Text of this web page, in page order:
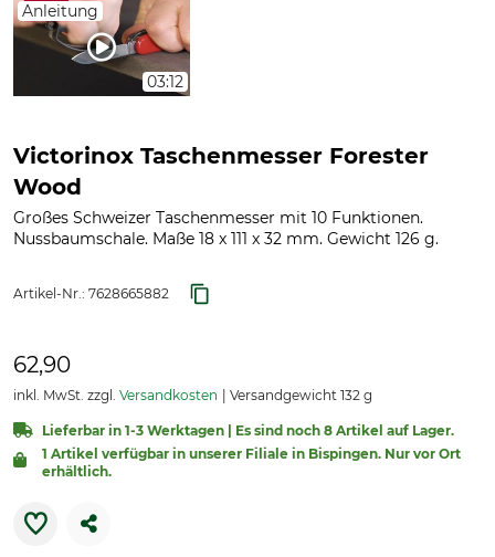
Anleitung
03:12
Victorinox Taschenmesser Forester
Wood
Großes Schweizer Taschenmesser mit 10 Funktionen.
Nussbaumschale. Maße 18 x 111 x 32 mm. Gewicht 126 g.
Artikel-Nr.: 7628665882
62,90
inkl. MwSt. zzgl. Versandkosten Versandgewicht 132 g
Lieferbar in 1-3 Werktagen | Es sind noch 8 Artikel auf Lager.
1 Artikel verfügbar in unserer Filiale in Bispingen. Nur vor Ort
erhältlich.